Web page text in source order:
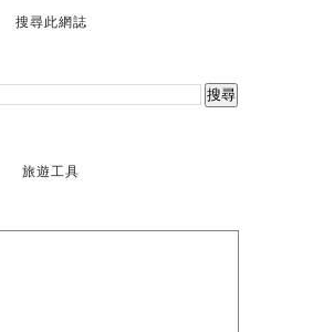
搜尋此網誌
旅遊工具